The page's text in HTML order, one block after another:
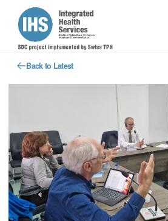
Back to Latest